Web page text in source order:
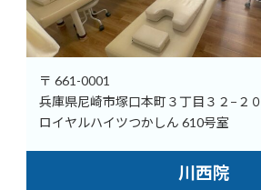
〒 661-0001
兵庫県尼崎市塚口本町３丁目３２−２０
ロイヤルハイツつかしん 610号室
川西院